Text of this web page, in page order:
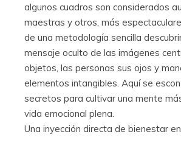
algunos cuadros son considerados
maestras y otros, más
de una metodología sencilla
mensaje oculto de las imágenes
objetos, las personas sus ojos y
elementos intangibles. Aquí se
secretos para cultivar una mente
vida emocional plena.
Una inyección directa de bienestar